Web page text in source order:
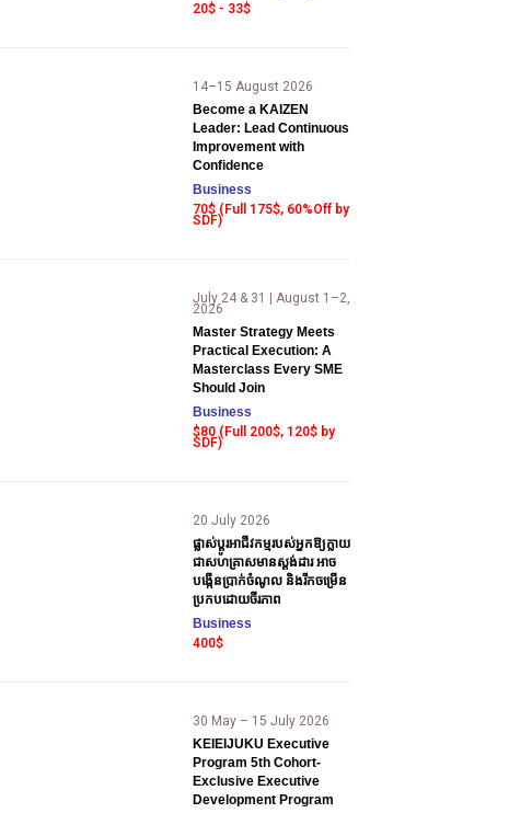
20$ - 33$
14–15 August 2026
Become a KAIZEN
Leader: Lead Continuous
Improvement with
Confidence
Business
70$ (Full 175$, 60%Off by
SDF)
July 24 & 31 | August 1–2,
2026
Master Strategy Meets
Practical Execution: A
Masterclass Every SME
Should Join
Business
$80 (Full 200$, 120$ by
SDF)
20 July 2026
ផ្លាស់ប្តូរអាជីវកម្មរបស់អ្នកឱ្យក្លាយ
ជាសហគ្រាសមានស្តង់ដារ អាច
បង្កើនប្រាក់ចំណូល និងរីកចម្រើន
ប្រកបដោយចីរភាព
Business
400$
30 May – 15 July 2026
KEIEIJUKU Executive
Program 5th Cohort-
Exclusive Executive
Development Program